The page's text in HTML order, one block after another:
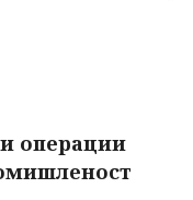
операции